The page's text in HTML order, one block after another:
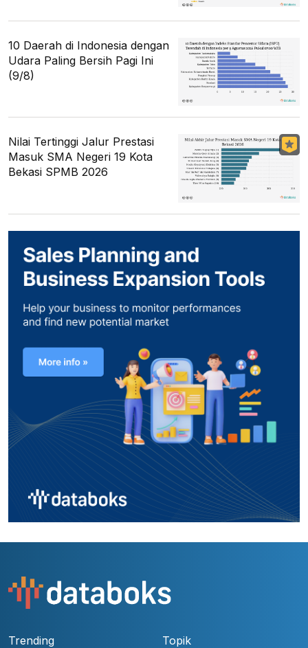
10 Daerah di Indonesia dengan
Udara Paling Bersih Pagi Ini
(9/8)
Nilai Tertinggi Jalur Prestasi
Masuk SMA Negeri 19 Kota
Bekasi SPMB 2026
Trending Topik